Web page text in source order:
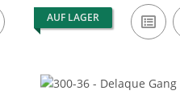
AUF LAGER